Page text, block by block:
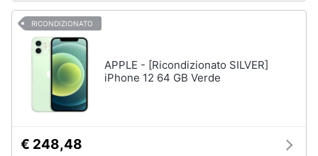
RICONDIZIONATO
APPLE - [Ricondizionato SILVER]
iPhone 12 64 GB Verde
€ 248,48